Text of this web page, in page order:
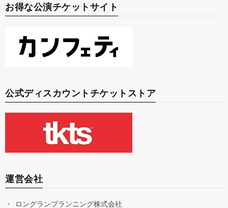
お得な公演チケットサイト
公式ディスカウントチケットストア
運営会社
ロングランプランニング株式会社